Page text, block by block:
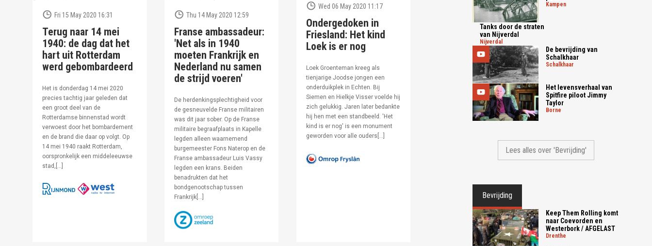
Fri 15 May 2020 16:31
Terug naar 14 mei
1940: de dag dat het
hart uit Rotterdam
werd gebombardeerd
Het is donderdag 14 mei 2020
precies tachtig jaar geleden dat
een groot deel van de
Rotterdamse binnenstad wordt
verwoest door het bombardement
en de brand die daar op volgt. Op
14 mei 1940 raakt Rotterdam,
oorspronkelijk een middeleeuwse
stad,[…]
Thu 14 May 2020 12:59
Franse ambassadeur:
'Net als in 1940
moeten Frankrijk en
Nederland nu samen
de strijd voeren'
De herdenkingsplechtigheid voor
de gesneuvelde Franse militairen
was dit jaar sober. Op de Franse
militaire begraafplaats in Kapelle
legden alleen waarnemend
burgemeester Fons Naterop en de
Franse ambassadeur Luis Vassy
legden een krans. Beiden
benadrukten dat het
bondgenootschap tussen
Frankrijk[…]
Wed 06 May 2020 11:17
Ondergedoken in
Friesland: Het kind
Loek is er nog
Loek Groenteman kreeg als
tienjarige Joodse jongen een
onderduikplek in Echten. Bij
Siemen en Hielkje Visser voelde hij
zich gelukkig. Jaren later bedankte
hij hen met een standbeeld. 'Het
kind is er nog' is een monument
geworden voor alle ouders[…]
kampen
Tanks door de straten
van Nijverdal
nijverdal
De bevrijding van
Schalkhaar
schalkhaar
Het levensverhaal van
Spitfire piloot Jimmy
Taylor
borne
Lees alles over 'Bevrijding'
Bevrijding
Keep Them Rolling komt
naar Coevorden en
Westerbork / AFGELAST
drenthe